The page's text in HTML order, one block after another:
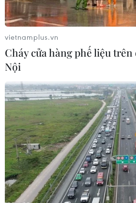
TP.HCM: Phát hiện cơ sở
dầu nhớt giả nhãn hiệu
vietnamplus.vn
Cháy cửa hàng phế liệu trên
Nội